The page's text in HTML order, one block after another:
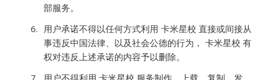
部服务。
用户承诺不得以任何方式利用 卡米星校 直接或间接从
事违反中国法律、以及社会公德的行为， 卡米星校 有
权对违反上述承诺的内容予以删除。
用户不得利用 卡米星校 服务制作、上载、复制、发